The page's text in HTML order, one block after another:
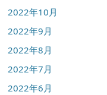
2022年10月
2022年9月
2022年8月
2022年7月
2022年6月